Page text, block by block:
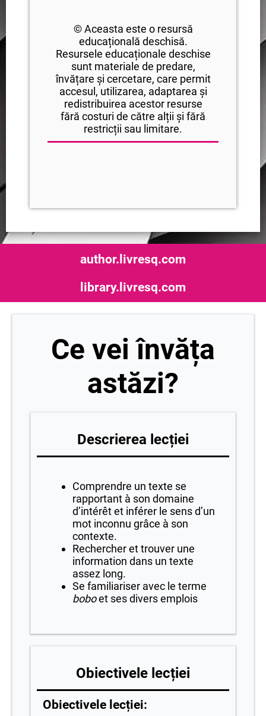
© Aceasta este o resursă
educațională deschisă.
Resursele educaționale deschise
sunt materiale de predare,
învățare și cercetare, care permit
accesul, utilizarea, adaptarea și
redistribuirea acestor resurse
fără costuri de către alții și fără
restricții sau limitare.
author.livresq.com
library.livresq.com
Ce vei învăța
astăzi?
Descrierea lecției
Comprendre un texte se
rapportant à son domaine
d’intérêt et inférer le sens d’un
mot inconnu grâce à son
contexte.
Rechercher et trouver une
information dans un texte
assez long.
Se familiariser avec le terme
boboet ses divers emplois
Obiectivele lecției
Obiectivele lecției: